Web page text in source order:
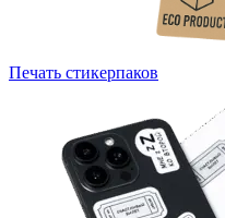
Печать стикерпаков